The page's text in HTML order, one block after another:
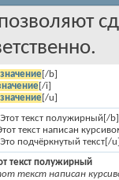
значение[/b]
[/i]
значение[/u]
текст полужирный[/b]
текст написан
подчёркнутый текст[/
текст полужирный
текст написан